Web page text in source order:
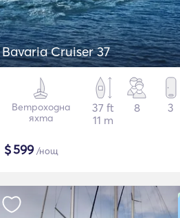
Bavaria Cruiser 37
Ветроходна
яхта
37 ft
11 m
8 3
$599/нощ